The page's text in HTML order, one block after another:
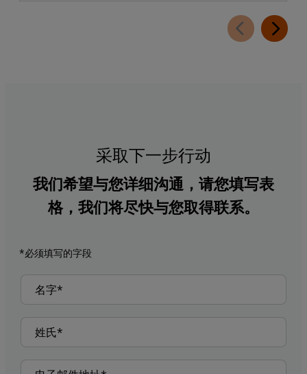
采取下一步行动
我们希望与您详细沟通，请您填写表
格，我们将尽快与您取得联系。
*必须填写的字段